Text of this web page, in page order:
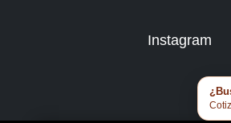
Instagram